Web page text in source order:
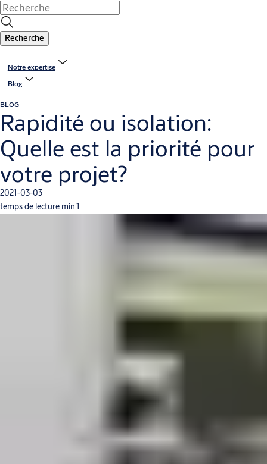
Recherche
Notre expertise
Blog
BLOG
Rapidité ou isolation:
Quelle est la priorité pour
votre projet?
2021-03-03
temps de lecture min.1